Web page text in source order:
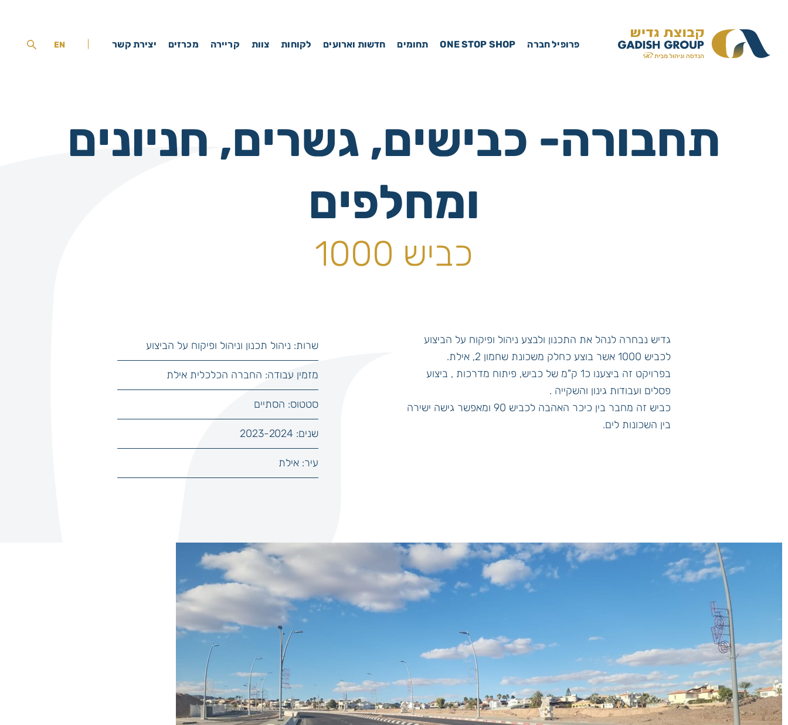
פרופיל חברה ONE STOP SHOP תחומים חדשות וארועים לקוחות צוות קריירה מכרזים יצירת קשר EN
תחבורה- כבישים, גשרים, חניונים
ומחלפים
כביש 1000
גדיש נבחרה לנהל את התכנון ולבצע ניהול ופיקוח על הביצוע
לכביש 1000 אשר בוצע כחלק משכונת שחמון 2, אילת.
בפרויקט זה ביצענו כ1 ק"מ של כביש, פיתוח מדרכות , ביצוע
פסלים ועבודות גינון והשקייה .
כביש זה מחבר בין כיכר האהבה לכביש 90 ומאפשר גישה ישירה
בין השכונות לים.
שרות: ניהול תכנון וניהול ופיקוח על הביצוע
מזמין עבודה: החברה הכלכלית אילת
סטטוס: הסתיים
שנים: 2023-2024
עיר: אילת